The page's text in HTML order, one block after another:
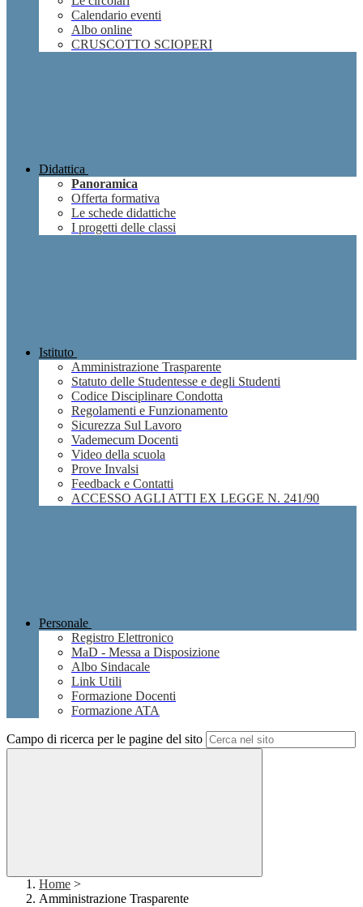
Calendario eventi
Albo online
CRUSCOTTO SCIOPERI
Didattica
Panoramica
Offerta formativa
Le schede didattiche
I progetti delle classi
Istituto
Amministrazione Trasparente
Statuto delle Studentesse e degli Studenti
Codice Disciplinare Condotta
Regolamenti e Funzionamento
Sicurezza Sul Lavoro
Vademecum Docenti
Video della scuola
Prove Invalsi
Feedback e Contatti
ACCESSO AGLI ATTI EX LEGGE N. 241/90
Personale
Registro Elettronico
MaD - Messa a Disposizione
Albo Sindacale
Link Utili
Formazione Docenti
Formazione ATA
Campo di ricerca per le pagine del sito
Home >
Amministrazione Trasparente